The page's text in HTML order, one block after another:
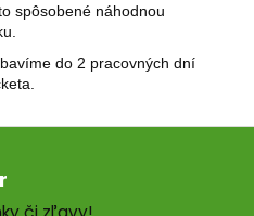
spôsobené náhodnou
do 2 pracovných dní